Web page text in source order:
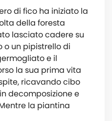
di fico ha iniziato la
della foresta
lasciato cadere su
o un pipistrello di
e il
la sua prima vita
ricavando cibo
decomposizione e
la piantina